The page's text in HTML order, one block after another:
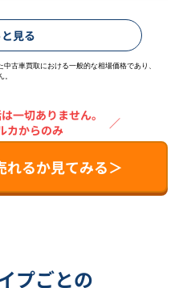
見る
古車買取における一般的な相場価格であり、
。
一切ありません。
カからのみ
／
れるか見てみる＞
プごとの